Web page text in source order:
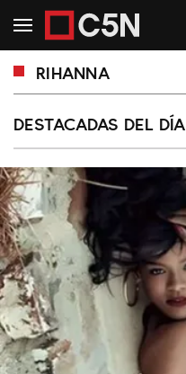
RIHANNA
DESTACADAS DEL DÍA